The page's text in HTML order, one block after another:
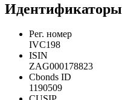
Идентификаторы
Рег. номер
IVC198
ISIN
ZAG000178823
Cbonds ID
1190509